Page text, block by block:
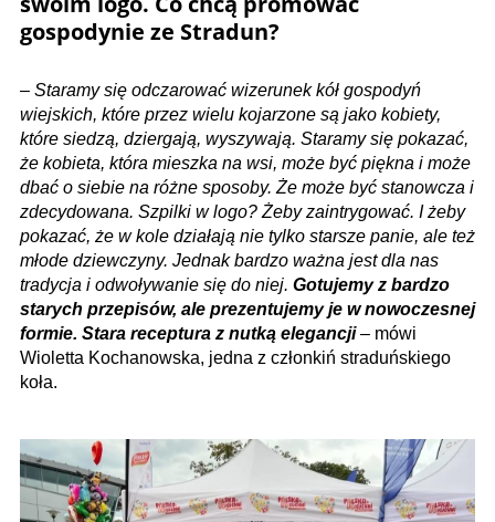
gospodynie ze Stradun?
– Staramy się odczarować wizerunek kół gospodyń
wiejskich, które przez wielu kojarzone są jako kobiety,
które siedzą, dziergają, wyszywają. Staramy się pokazać,
że kobieta, która mieszka na wsi, może być piękna i może
dbać o siebie na różne sposoby. Że może być stanowcza i
zdecydowana. Szpilki w logo? Żeby zaintrygować. I żeby
pokazać, że w kole działają nie tylko starsze panie, ale też
młode dziewczyny. Jednak bardzo ważna jest dla nas
tradycja i odwoływanie się do niej. Gotujemy z bardzo
starych przepisów, ale prezentujemy je w nowoczesnej
formie. Stara receptura z nutką elegancji – mówi
Wioletta Kochanowska, jedna z członkiń straduńskiego
koła.